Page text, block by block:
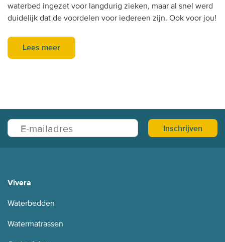
waterbed ingezet voor langdurig zieken, maar al snel werd
duidelijk dat de voordelen voor iedereen zijn. Ook voor jou!
Lees meer
Inschrijven
Vivera
Waterbedden
Watermatrassen